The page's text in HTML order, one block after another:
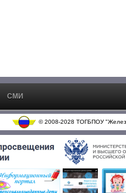
СМИ
© 2008-2028 ТОГБПОУ